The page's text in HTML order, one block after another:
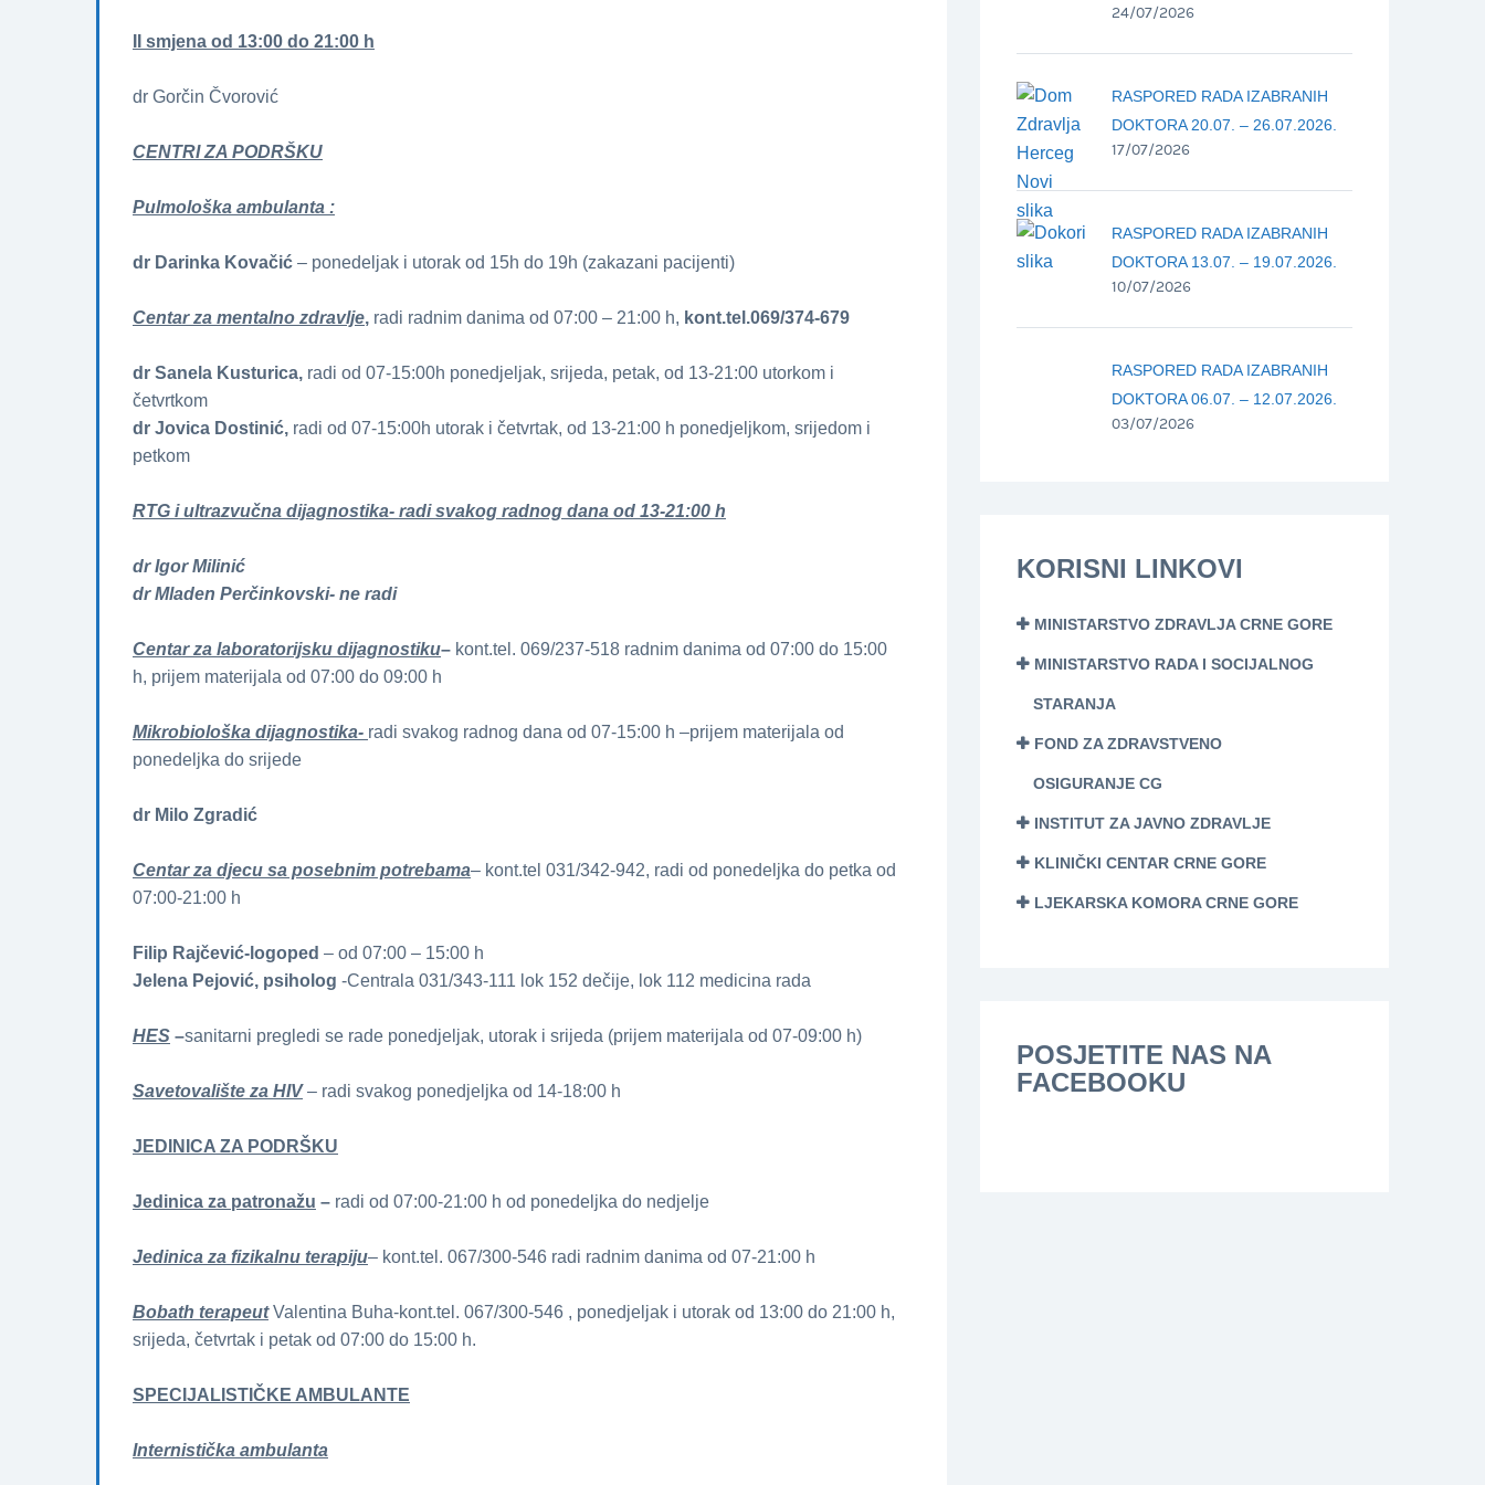
II smjena od 13:00 do 21:00 h
dr Gorčin Čvorović
CENTRI ZA PODRŠKU
Pulmološka ambulanta :
dr Darinka Kovačić – ponedeljak i utorak od 15h do 19h (zakazani pacijenti)
Centar za mentalno zdravlje, radi radnim danima od 07:00 – 21:00 h, kont.tel.069/374-679
dr Sanela Kusturica, radi od 07-15:00h ponedjeljak, srijeda, petak, od 13-21:00 utorkom i
četvrtkom
dr Jovica Dostinić, radi od 07-15:00h utorak i četvrtak, od 13-21:00 h ponedjeljkom, srijedom i
petkom
RTG i ultrazvučna dijagnostika- radi svakog radnog dana od 13-21:00 h
dr Igor Milinić
dr Mladen Perčinkovski- ne radi
Centar za laboratorijsku dijagnostiku– kont.tel. 069/237-518 radnim danima od 07:00 do 15:00
h, prijem materijala od 07:00 do 09:00 h
Mikrobiološka dijagnostika- radi svakog radnog dana od 07-15:00 h –prijem materijala od
ponedeljka do srijede
dr Milo Zgradić
Centar za djecu sa posebnim potrebama– kont.tel 031/342-942, radi od ponedeljka do petka od
07:00-21:00 h
Filip Rajčević-logoped – od 07:00 – 15:00 h
Jelena Pejović, psiholog -Centrala 031/343-111 lok 152 dečije, lok 112 medicina rada
HES –sanitarni pregledi se rade ponedjeljak, utorak i srijeda (prijem materijala od 07-09:00 h)
Savetovalište za HIV– radi svakog ponedjeljka od 14-18:00 h
JEDINICA ZA PODRŠKU
Jedinica za patronažu – radi od 07:00-21:00 h od ponedeljka do nedjelje
Jedinica za fizikalnu terapiju– kont.tel. 067/300-546 radi radnim danima od 07-21:00 h
Bobath terapeutValentina Buha-kont.tel. 067/300-546 , ponedjeljak i utorak od 13:00 do 21:00 h,
srijeda, četvrtak i petak od 07:00 do 15:00 h.
SPECIJALISTIČKE AMBULANTE
Internistička ambulanta
24/07/2026
RASPORED RADA IZABRANIH
DOKTORA 20.07. – 26.07.2026.
17/07/2026
RASPORED RADA IZABRANIH
DOKTORA 13.07. – 19.07.2026.
10/07/2026
RASPORED RADA IZABRANIH
DOKTORA 06.07. – 12.07.2026.
03/07/2026
KORISNI LINKOVI
MINISTARSTVO ZDRAVLJA CRNE GORE
MINISTARSTVO RADA I SOCIJALNOG
STARANJA
FOND ZA ZDRAVSTVENO
OSIGURANJE CG
INSTITUT ZA JAVNO ZDRAVLJE
KLINIČKI CENTAR CRNE GORE
LJEKARSKA KOMORA CRNE GORE
POSJETITE NAS NA
FACEBOOKU